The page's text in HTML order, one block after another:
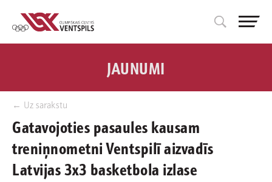
← Uz sarakstu
JAUNUMI
Gatavojoties pasaules kausam
treniņnometni Ventspilī aizvadīs
Latvijas 3x3 basketbola izlase